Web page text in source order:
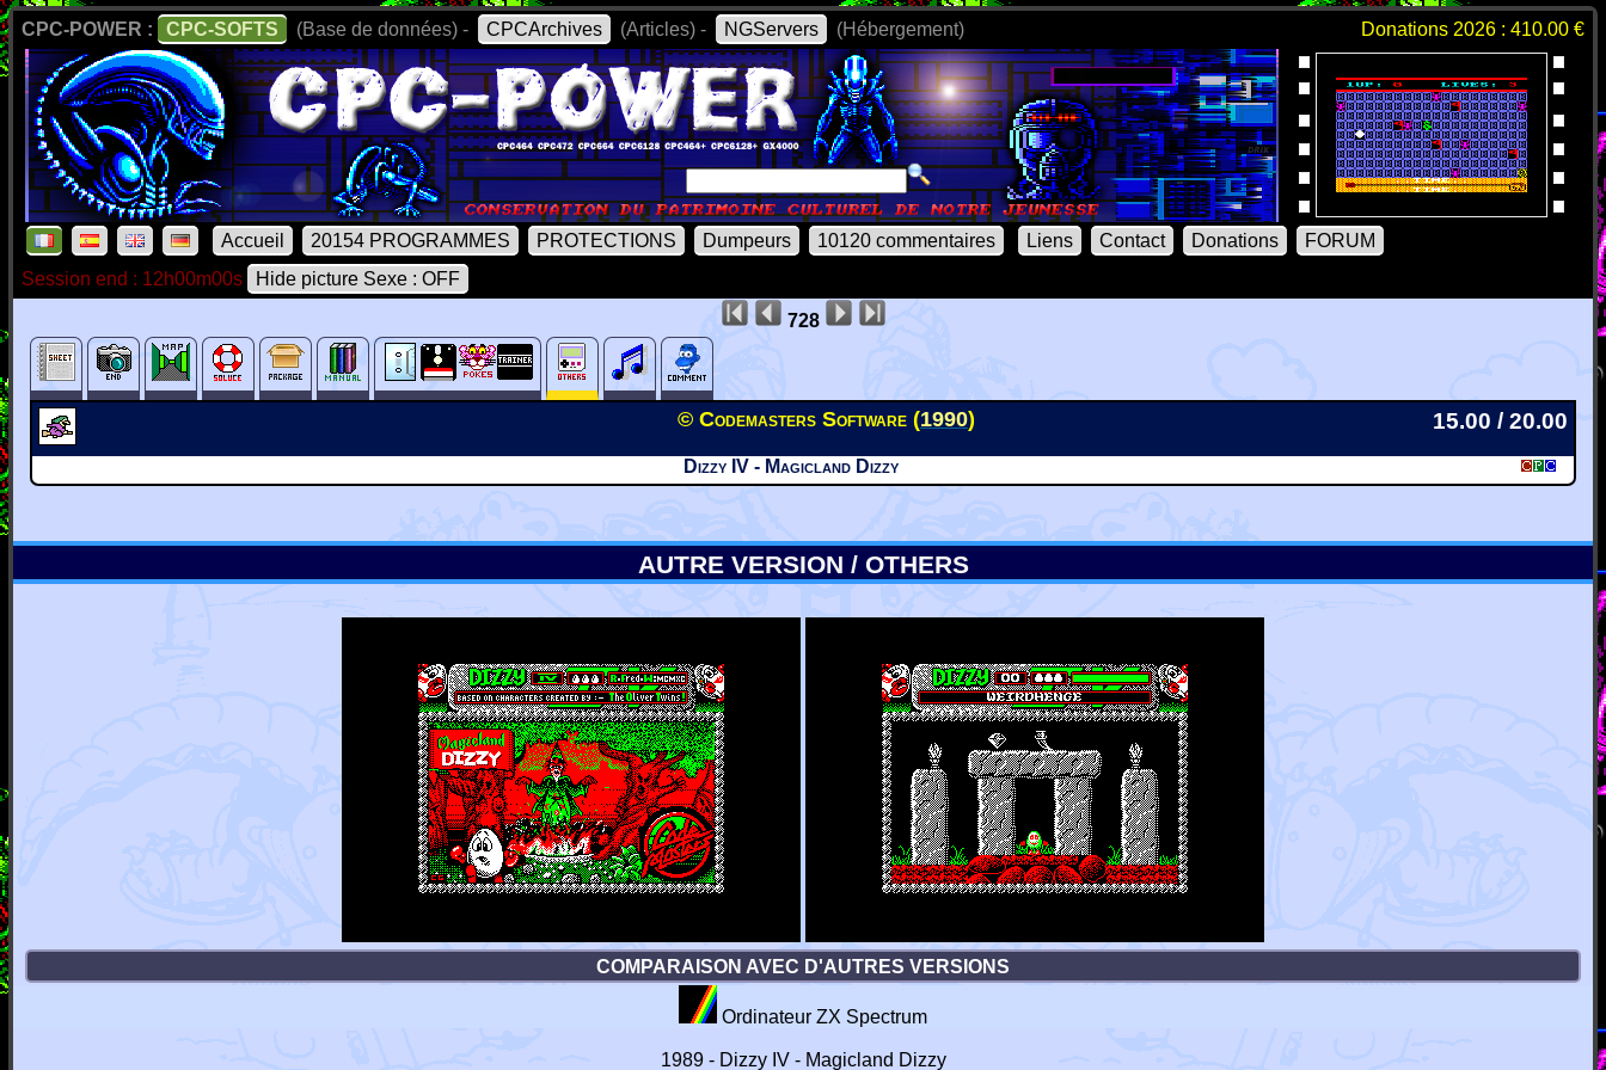
CPC-POWER : CPC-SOFTS (Base de données) - CPCArchives (Articles) - NGServers (Hébergement) Donations 2026 : 410.00 €
Accueil 20154 PROGRAMMES PROTECTIONS Dumpeurs 10120 commentaires Liens Contact Donations
FORUM
Session end : 12h00m00s
Hide picture Sexe : OFF
728
© Codemasters Software (1990) 15.00 / 20.00
Dizzy IV - Magicland Dizzy
AUTRE VERSION / OTHERS
COMPARAISON AVEC D'AUTRES VERSIONS
Ordinateur ZX Spectrum
1989 - Dizzy IV - Magicland Dizzy